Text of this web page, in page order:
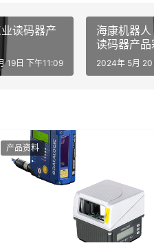
读码器产
19日 下午11:09
海康机器
读码器产
2024年 5月
产品资料